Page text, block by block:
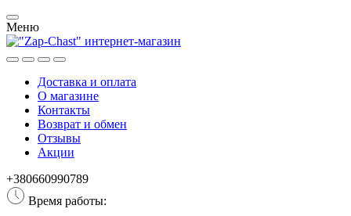
Меню
Доставка и оплата
О магазине
Контакты
Возврат и обмен
Отзывы
Акции
+380660990789
Время работы: